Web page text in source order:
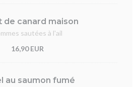
de canard maison
sautées à l'ail
16,90 EUR
au saumon fumé